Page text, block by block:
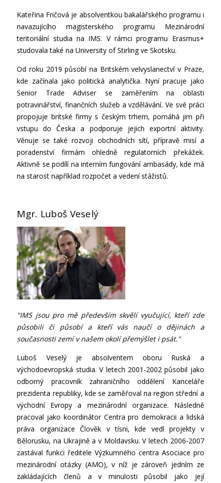
Kateřina Fričová je absolventkou bakalářského programu i
navazujícího magisterského programu Mezinárodní
teritoriální studia na IMS. V rámci programu Erasmus+
studovala také na University of Stirling ve Skotsku.
Od roku 2019 působí na Britském velvyslanectví v Praze,
kde začínala jako politická analytička. Nyní pracuje jako
Senior Trade Adviser se zaměřením na oblasti
potravinářství, finančních služeb a vzdělávání. Ve své práci
propojuje britské firmy s českým trhem, pomáhá jim při
vstupu do Česka a podporuje jejich exportní aktivity.
Věnuje se také rozvoji obchodních sítí, přípravě misí a
poradenství firmám ohledně regulatorních překážek.
Aktivně se podílí na interním fungování ambasády, kde má
na starost například rozpočet a vedení stážistů.
Mgr. Luboš Veselý
"IMS jsou pro mě především skvělí vyučující, kteří zde
působili či působí a kteří vás naučí o dějinách a
současnosti zemí v našem okolí přemýšlet i psát."
Luboš Veselý je absolventem oboru Ruská a
východoevropská studia. V letech 2001-2002 působil jako
odborný pracovník zahraničního oddělení Kanceláře
prezidenta republiky, kde se zaměřoval na region střední a
východní Evropy a mezinárodní organizace. Následně
pracoval jako koordinátor Centra pro demokracii a lidská
práva organizace Člověk v tísni, kde vedl projekty v
Bělorusku, na Ukrajině a v Moldavsku. V letech 2006-2007
zastával funkci ředitele Výzkumného centra Asociace pro
mezinárodní otázky (AMO), v níž je zároveň jedním ze
zakládajících členů a v minulosti působil jako její